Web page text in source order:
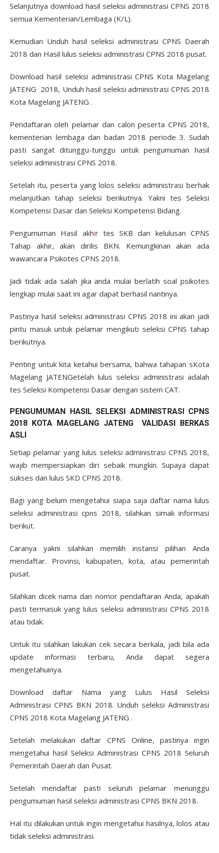
Selanjutnya download hasil seleksi administrasi CPNS 2018
semua Kementerian/Lembaga (K/L).
Kemudian Unduh hasil seleksi administrasi CPNS Daerah
2018 dan Hasil lulus seleksi administrasi CPNS 2018 pusat.
Download hasil seleksi administrasi CPNS Kota Magelang
JATENG 2018, Unduh hasil seleksi administrasi CPNS 2018
Kota Magelang JATENG .
Pendaftaran oleh pelamar dan calon peserta CPNS 2018,
kementerian lembaga dan badan 2018 periode 3. Sudah
pasti sangat ditunggu-tunggu untuk pengumuman hasil
seleksi administrasi CPNS 2018.
Setelah itu, peserta yang lolos seleksi administrasi berhak
melanjutkan tahap seleksi berikutnya. Yakni tes Seleksi
Kompetensi Dasar dan Seleksi Kompetensi Bidang.
Pengumuman Hasil akhir tes SKB dan kelulusan CPNS
Tahap akhir, akan dirilis BKN. Kemungkinan akan ada
wawancara Psikotes CPNS 2018.
Jadi tidak ada salah jika anda mulai berlatih soal psikotes
lengkap mulai saat ini agar dapat berhasil nantinya.
Pastinya hasil seleksi administrasi CPNS 2018 ini akan jadi
pintu masuk untuk pelamar mengikuti seleksi CPNS tahap
berikutnya.
Penting untuk kita ketahui bersama, bahwa tahapan sKota
Magelang JATENGetelah lulus seleksi administrasi adalah
tes Seleksi Kompetensi Dasar dengan sistem CAT.
PENGUMUMAN HASIL SELEKSI ADMINISTRASI CPNS
2018 KOTA MAGELANG JATENG VALIDASI BERKAS
ASLI
Setiap pelamar yang lulus seleksi administrasi CPNS 2018,
wajib mempersiapkan diri sebaik mungkin. Supaya dapat
sukses dan lulus SKD CPNS 2018.
Bagi yang belum mengetahui siapa saja daftar nama lulus
seleksi administrasi cpns 2018, silahkan simak informasi
berikut.
Caranya yakni silahkan memilih instansi pilihan Anda
mendaftar. Provinsi, kabupaten, kota, atau pemerintah
pusat.
Silahkan dicek nama dan nomor pendaftaran Anda, apakah
pasti termasuk yang lulus seleksi administrasi CPNS 2018
atau tidak.
Untuk itu silahkan lakukan cek secara berkala, jadi bila ada
update informasi terbaru, Anda dapat segera
mengetahuinya.
Download daftar Nama yang Lulus Hasil Seleksi
Administrasi CPNS BKN 2018. Unduh seleksi Administrasi
CPNS 2018 Kota Magelang JATENG .
Setelah melakukan daftar CPNS Online, pastinya ingin
mengetahui hasil Seleksi Administrasi CPNS 2018 Seluruh
Pemerintah Daerah dan Pusat.
Setelah mendaftar pasti seluruh pelamar menunggu
pengumuman hasil seleksi administrasi CPNS BKN 2018.
Hal itu dilakukan untuk ingin mengetahui hasilnya, lolos atau
tidak seleksi administrasi.